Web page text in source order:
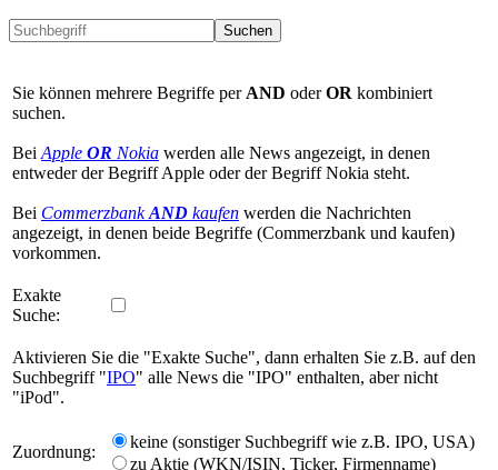
Suchen
Sie können mehrere Begriffe per AND oderOR kombiniert
suchen.
Bei Apple OR Nokia werden alle News angezeigt, in denen
entweder der Begriff Apple oder der Begriff Nokia steht.
Bei CommerzbankAND kaufen werden die Nachrichten
angezeigt, in denen beide Begriffe (Commerzbank und kaufen)
vorkommen.
Exakte
Suche:
Aktivieren Sie die "Exakte Suche", dann erhalten Sie z.B. auf den
Suchbegriff "IPO" alle News die "IPO" enthalten, aber nicht
"iPod".
Zuordnung:
keine (sonstiger Suchbegriff wie z.B. IPO, USA)
zu Aktie (WKN/ISIN, Ticker, Firmenname)